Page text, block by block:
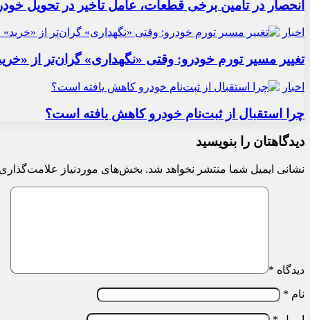
انحصار در تأمین برخی قطعات، عامل تأخیر در تحویل
اخبار
تغییر مسیر تورم خودرو: وقتی «نگهداری» گران‌تر از
اخبار
چرا استقبال از ثبت‌نام خودرو کاهش یافته است؟
دیدگاهتان را بنویسید
نشانی ایمیل شما منتشر نخواهد شد. بخش‌های موردنیاز
دیدگاه *
نام *